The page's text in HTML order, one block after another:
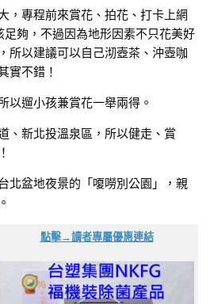
，專程前來賞花、拍花、打卡上網
夠，不過因為地形因素不只花美好
所以建議可以自己沏壺茶、沖壺咖
實不錯！
以遛小孩兼賞花一舉兩得。
、新北投溫泉區，所以健走、賞
北盆地夜景的「嗄嘮別公園」，親
點擊→讀者專屬優惠連結